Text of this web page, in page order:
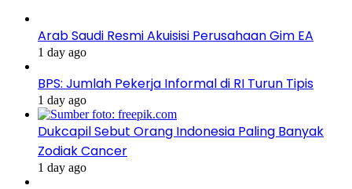
Arab Saudi Resmi Akuisisi Perusahaan Gim EA
1 day ago
BPS: Jumlah Pekerja Informal di RI Turun Tipis
1 day ago
Dukcapil Sebut Orang Indonesia Paling Banyak
Zodiak Cancer
1 day ago